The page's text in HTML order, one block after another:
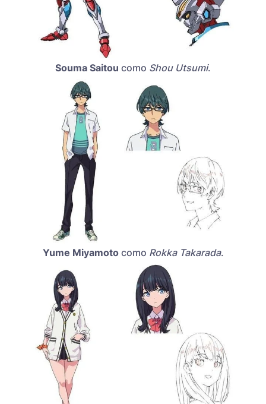
Souma Saitou como Shou Utsumi.
Yume Miyamotocomo Rokka Takarada.